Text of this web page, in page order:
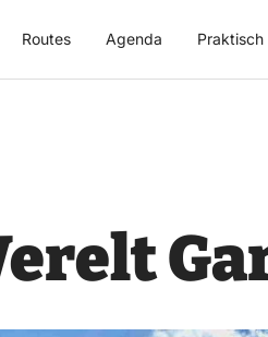
Routes Agenda Praktisch